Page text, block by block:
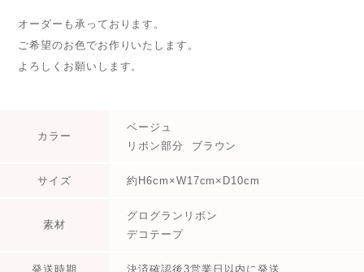
オーダーも承っております。
ご希望のお色でお作りいたします。
よろしくお願いします。
カラー
ベージュ
リボン部分 ブラウン
サイズ 約H6cm×W17cm×D10cm
素材
グログランリボン
デコテープ
発送時期 決済確認後3営業日以内に発送